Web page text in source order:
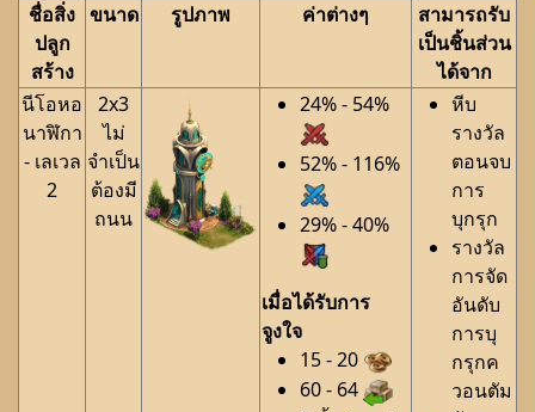
ชื่อสิ่ง
ปลูก
สร้าง
ขนาด รูปภาพ ค่าต่างๆ
สามารถรับ
เป็นชิ้นส่วน
ได้จาก
นีโอหอ
นาฬิกา
- เลเวล
2
2x3
ไม่
จำเป็น
ต้องมี
ถนน
24% - 54%
52% - 116%
29% - 40%
เมื่อได้รับการ
จูงใจ
15 - 20
60 - 64
หีบ
รางวัล
ตอนจบ
การ
บุกรุก
รางวัล
การจัด
อันดับ
การบุ
กรุกค
วอนตัม